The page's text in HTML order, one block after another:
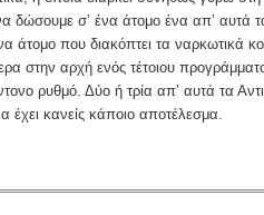
δώσουμε σ’ ένα άτομο ένα απ’ αυτά
άτομο που διακόπτει τα ναρκωτικά
στην αρχή ενός τέτοιου
ρυθμό. Δύο ή τρία απ’ αυτά τα
κανείς κάποιο αποτέλεσμα.